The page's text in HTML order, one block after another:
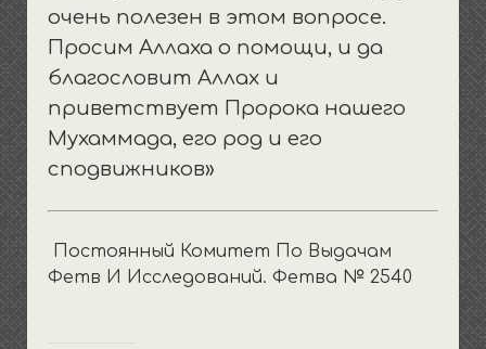
очень полезен в этом вопросе.
Просим Аллаха о помощи, и да
благословит Аллах и
приветствует Пророка нашего
Мухаммада, его род и его
сподвижников»
Постоянный Комитет По Выдачам
Фетв И Исследований. Фетва № 2540